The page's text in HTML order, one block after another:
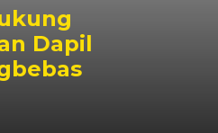
Dapil